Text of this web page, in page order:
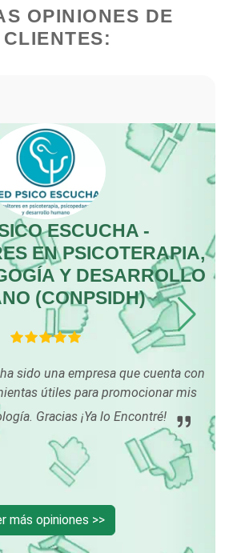
Software
y Plomería
Ascensores
Embalajes
OPINIONES DE
ESCUCHA -
EN PSICOTERAPIA,
Y DESARROLLO
(CONPSIDH)
sido una empresa que cuenta con
útiles para promocionar mis
Gracias ¡Ya lo Encontré!
más opiniones >>